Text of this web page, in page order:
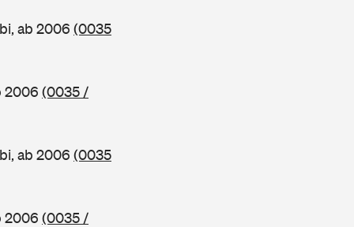
ab 2006 (0035
2006 (0035 /
ab 2006 (0035
2006 (0035 /